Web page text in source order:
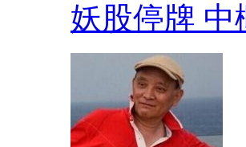
妖股停牌 中